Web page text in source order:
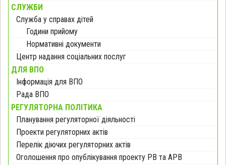
СЛУЖБИ
Служба у справах дітей
Години прийому
Нормативні документи
Центр надання соціальних послуг
ДЛЯ ВПО
Інформація для ВПО
Рада ВПО
РЕГУЛЯТОРНА ПОЛІТИКА
Планування регуляторної діяльності
Проекти регуляторних актів
Перелік діючих регуляторних актів
Оголошення про опублікування проекту РВ та АРВ